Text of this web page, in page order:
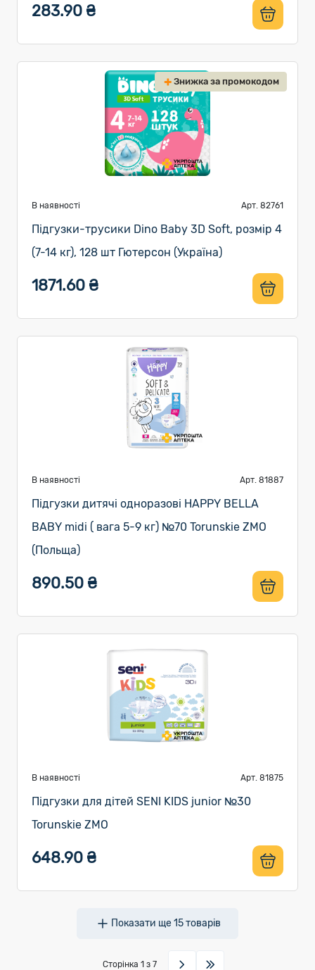
283.90 ₴
Знижка за промокодом
В наявності Арт. 82761
Підгузки-трусики Dino Baby 3D Soft, розмір 4
(7-14 кг), 128 шт Гютерсон (Україна)
1871.60 ₴
В наявності Арт. 81887
Підгузки дитячі одноразові HAPPY BELLA
BABY midi ( вага 5-9 кг) №70 Torunskie ZMO
(Польща)
890.50 ₴
В наявності Арт. 81875
Підгузки для дітей SENI KIDS junior №30
Torunskie ZMO
648.90 ₴
Показати ще15товарів
Сторінка 1 з 7